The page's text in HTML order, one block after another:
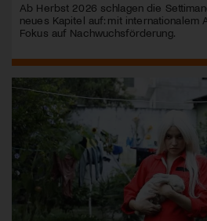
Ab Herbst 2026 schlagen die
neues Kapitel auf: mit internationalem
Fokus auf Nachwuchsförderung.